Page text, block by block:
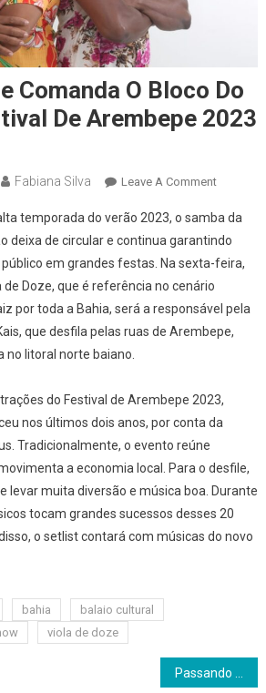
Comanda O Bloco Do
De Arembepe 2023
Fabiana Silva Leave A CommentOn
De
Doze
Bloco
Do
temporada do verão 2023, o samba da
deixa de circular e continua garantindo
em grandes festas. Na sexta-feira,
de Doze, que é referência no cenário
por toda a Bahia, será a responsável pela
que desfila pelas ruas de Arembepe,
litoral norte baiano.
do Festival de Arembepe 2023,
nos últimos dois anos, por conta da
Tradicionalmente, o evento reúne
a economia local. Para o desfile,
levar muita diversão e música boa. Durante
tocam grandes sucessos desses 20
o setlist contará com músicas do novo
bahia
balaio cultural
viola de doze